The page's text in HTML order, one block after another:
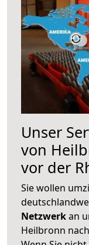
Unser
von
vor der
Sie wollen
Netzwerkan
Heilbronn